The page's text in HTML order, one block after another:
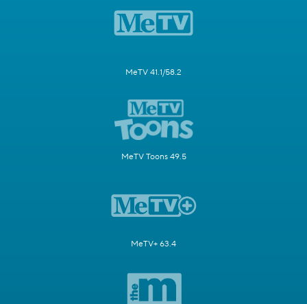
MeTV 41.1/58.2
MeTV Toons 49.5
MeTV+ 63.4